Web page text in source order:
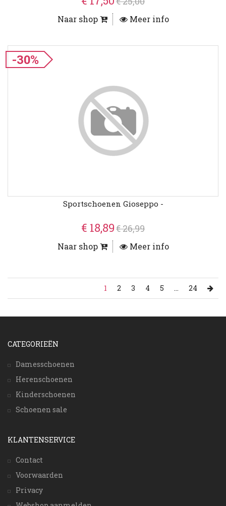
Naar shop Meer info
-30%
Sportschoenen Gioseppo -
€ 18,89€ 26,99
Naar shop Meer info
1 2 3 4 5 ... 24
CATEGORIEËN
Damesschoenen
Herenschoenen
Kinderschoenen
Schoenen sale
KLANTENSERVICE
Contact
Voorwaarden
Privacy